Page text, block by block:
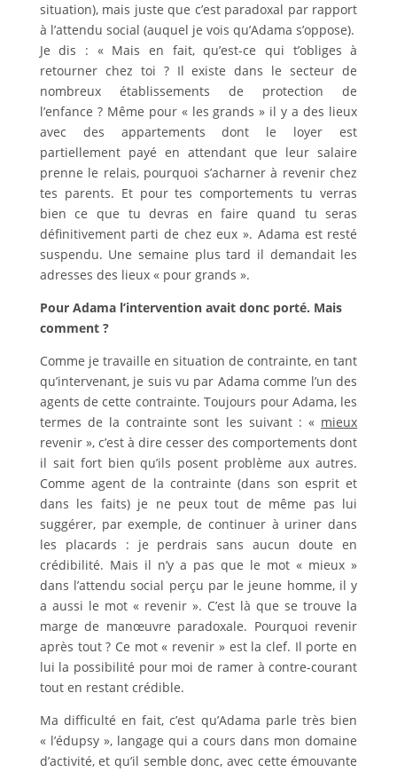
situation), mais juste que c’est paradoxal par rapport
à l’attendu social (auquel je vois qu’Adama s’oppose).
Je dis : « Mais en fait, qu’est-ce qui t’obliges à
retourner chez toi ? Il existe dans le secteur de
nombreux établissements de protection de
l’enfance ? Même pour « les grands » il y a des lieux
avec des appartements dont le loyer est
partiellement payé en attendant que leur salaire
prenne le relais, pourquoi s’acharner à revenir chez
tes parents. Et pour tes comportements tu verras
bien ce que tu devras en faire quand tu seras
définitivement parti de chez eux ». Adama est resté
suspendu. Une semaine plus tard il demandait les
adresses des lieux « pour grands ».
Pour Adama l’intervention avait donc porté. Mais
comment ?
Comme je travaille en situation de contrainte, en tant
qu’intervenant, je suis vu par Adama comme l’un des
agents de cette contrainte. Toujours pour Adama, les
termes de la contrainte sont les suivant : « mieux
revenir », c’est à dire cesser des comportements dont
il sait fort bien qu’ils posent problème aux autres.
Comme agent de la contrainte (dans son esprit et
dans les faits) je ne peux tout de même pas lui
suggérer, par exemple, de continuer à uriner dans
les placards : je perdrais sans aucun doute en
crédibilité. Mais il n’y a pas que le mot « mieux »
dans l’attendu social perçu par le jeune homme, il y
a aussi le mot « revenir ». C’est là que se trouve la
marge de manœuvre paradoxale. Pourquoi revenir
après tout ? Ce mot « revenir » est la clef. Il porte en
lui la possibilité pour moi de ramer à contre-courant
tout en restant crédible.
Ma difficulté en fait, c’est qu’Adama parle très bien
« l’édupsy », langage qui a cours dans mon domaine
d’activité, et qu’il semble donc, avec cette émouvante